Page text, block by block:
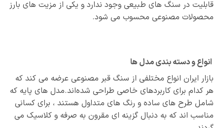
قابلیت در سنگ‌ های طبیعی وجود ندارد و یکی از مزیت‌ های بارز
محصولات مصنوعی محسوب می‌ شود.
انواع و دسته‌ بندی مدل‌ ها
بازار ایران انواع مختلفی از سنگ قبر مصنوعی عرضه می‌ کند که
هر کدام برای کاربردهای خاصی طراحی شده‌اند.مدل‌ های پایه که
شامل طرح‌ های ساده و رنگ‌ های متداول هستند ، برای کسانی
مناسب‌ اند که به دنبال گزینه‌ ای مقرون‌ به‌ صرفه و کلاسیک می‌